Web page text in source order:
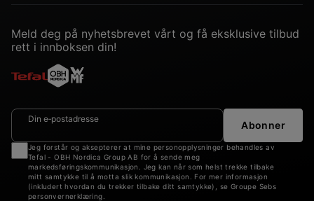
Meld deg på nyhetsbrevet vårt og få eksklusive tilbud
rett i innboksen din!
Din e‑postadresse
Abonner
Jeg forstår og aksepterer at mine personopplysninger behandles av
Tefal - OBH Nordica Group AB for å sende meg
markedsføringskommunikasjon. Jeg kan når som helst trekke tilbake
mitt samtykke til å motta slik kommunikasjon. For mer informasjon
(inkludert hvordan du trekker tilbake ditt samtykke), se Groupe Sebs
personvernerklæring.